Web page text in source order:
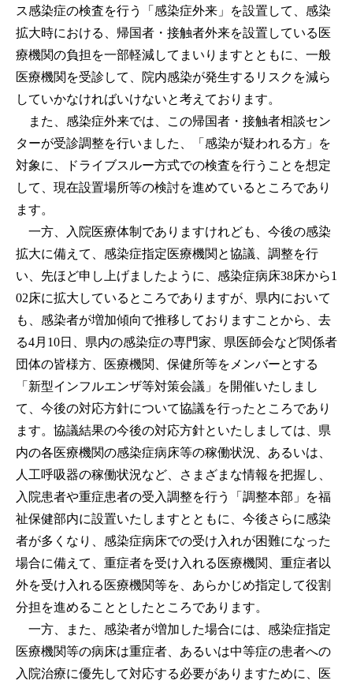
ス感染症の検査を行う「感染症外来」を設置して、感染
拡大時における、帰国者・接触者外来を設置している医
療機関の負担を一部軽減してまいりますとともに、一般
医療機関を受診して、院内感染が発生するリスクを減ら
していかなければいけないと考えております。
また、感染症外来では、この帰国者・接触者相談セン
ターが受診調整を行いました、「感染が疑われる方」を
対象に、ドライブスルー方式での検査を行うことを想定
して、現在設置場所等の検討を進めているところであり
ます。
一方、入院医療体制でありますけれども、今後の感染
拡大に備えて、感染症指定医療機関と協議、調整を行
い、先ほど申し上げましたように、感染症病床38床から1
02床に拡大しているところでありますが、県内において
も、感染者が増加傾向で推移しておりますことから、去
る4月10日、県内の感染症の専門家、県医師会など関係者
団体の皆様方、医療機関、保健所等をメンバーとする
「新型インフルエンザ等対策会議」を開催いたしまし
て、今後の対応方針について協議を行ったところであり
ます。協議結果の今後の対応方針といたしましては、県
内の各医療機関の感染症病床等の稼働状況、あるいは、
人工呼吸器の稼働状況など、さまざまな情報を把握し、
入院患者や重症患者の受入調整を行う「調整本部」を福
祉保健部内に設置いたしますとともに、今後さらに感染
者が多くなり、感染症病床での受け入れが困難になった
場合に備えて、重症者を受け入れる医療機関、重症者以
外を受け入れる医療機関等を、あらかじめ指定して役割
分担を進めることとしたところであります。
一方、また、感染者が増加した場合には、感染症指定
医療機関等の病床は重症者、あるいは中等症の患者への
入院治療に優先して対応する必要がありますために、医